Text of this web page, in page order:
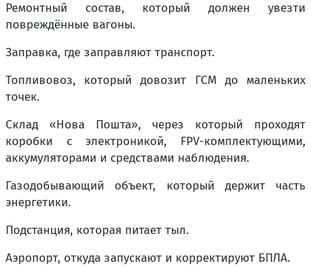
Ремонтный состав, который должен увезти
повреждённые вагоны.
Заправка, где заправляют транспорт.
Топливовоз, который довозит ГСМ до маленьких
точек.
Склад «Нова Пошта», через который проходят
коробки с электроникой, FPV-комплектующими,
аккумуляторами и средствами наблюдения.
Газодобывающий объект, который держит часть
энергетики.
Подстанция, которая питает тыл.
Аэропорт, откуда запускают и корректируют БПЛА.